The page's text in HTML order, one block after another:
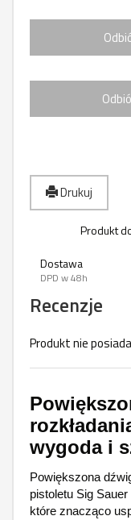
Drukuj
Produkt
Dostawa
DPD w 48h
Recenzje
Produkt nie
wygoda i
Powiększona
pistoletu Sig
które znacząco